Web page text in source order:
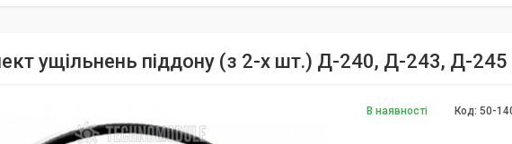
ущільнень піддону (з 2-х шт.) Д-240, Д-243, Д-245
В наявності Код: 50-